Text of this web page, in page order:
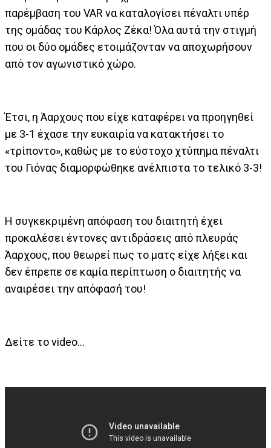
παρέμβαση του VAR να καταλογίσει πέναλτι υπέρ
της ομάδας του Κάρλος Ζέκα! Όλα αυτά την στιγμή
που οι δύο ομάδες ετοιμάζονταν να αποχωρήσουν
από τον αγωνιστικό χώρο.
Έτσι, η Άαρχους που είχε καταφέρει να προηγηθεί
με 3-1 έχασε την ευκαιρία να κατακτήσει το
«τρίποντο», καθώς με το εύστοχο χτύπημα πέναλτι
του Γιόνας διαμορφώθηκε ανέλπιστα το τελικό 3-3!
Η συγκεκριμένη απόφαση του διαιτητή έχει
προκαλέσει έντονες αντιδράσεις από πλευράς
Άαρχους, που θεωρεί πως το ματς είχε λήξει και
δεν έπρεπε σε καμία περίπτωση ο διαιτητής να
αναιρέσει την απόφασή του!
Δείτε το video...